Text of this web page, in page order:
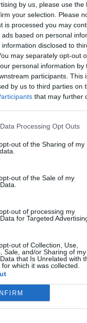
by us, please use the
your selection. Please
is processed you may
based on personal
information disclosed to
may separately opt-out
personal information by
participants. This
by us to third parties on
that may further
Processing Opt Outs
out of the Sharing of my
out of the Sale of my
out of processing my
for Targeted
out of Collection, Use,
Sale, and/or Sharing of my
that Is Unrelated with
which it was collected.
carte